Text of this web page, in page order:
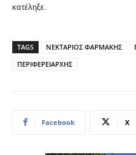
κατέληξε.
TAGS ΝΕΚΤΑΡΙΟΣ ΦΑΡΜΑΚΗΣ
ΠΕΡΙΦΕΡΕΙΑΡΧΗΣ
Facebook X